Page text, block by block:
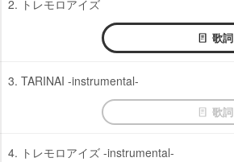
2. トレモロアイズ
歌詞
3. TARINAI -instrumental-
歌詞
4. トレモロアイズ -instrumental-